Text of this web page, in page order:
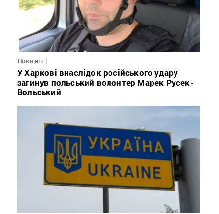
Новини
У Харкові внаслідок російського удару
загинув польський волонтер Марек Русек-
Вольський